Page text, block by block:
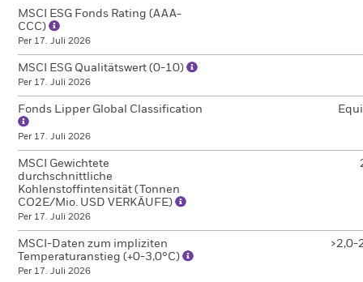
MSCI ESG Fonds Rating (AAA-
CCC)
Per 17. Juli 2026
MSCI ESG Qualitätswert (0-10)
Per 17. Juli 2026
Fonds Lipper Global Classification
Per 17. Juli 2026
MSCI Gewichtete
durchschnittliche
Kohlenstoffintensität (Tonnen
CO2E/Mio. USD VERKÄUFE)
Per 17. Juli 2026
MSCI-Daten zum impliziten
Temperaturanstieg (+0-3,0°C)
Per 17. Juli 2026
>2,0-